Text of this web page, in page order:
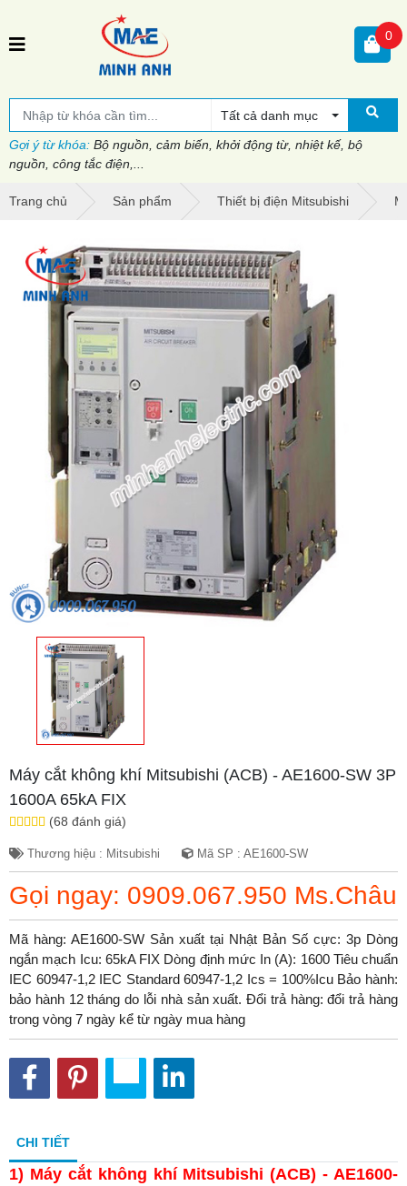
Tất cả danh mục
Gợi ý từ khóa: Bộ nguồn, cảm biến, khởi động từ, nhiệt kế, bộ
nguồn, công tắc điện,...
0
Trang chủ Sản phẩm Thiết bị điện Mitsubishi
Máy cắt không khí Mitsubishi (ACB) - AE1600-SW 3P
1600A 65kA FIX
(68 đánh giá)
Thương hiệu : Mitsubishi Mã SP : AE1600-SW
Gọi ngay: 0909.067.950 Ms.Châu
Mã hàng: AE1600-SW Sản xuất tại Nhật Bản Số cực: 3p Dòng
ngắn mạch Icu: 65kA FIX Dòng định mức In (A): 1600 Tiêu chuẩn
IEC 60947-1,2 IEC Standard 60947-1,2 Ics = 100%Icu Bảo hành:
bảo hành 12 tháng do lỗi nhà sản xuất. Đổi trả hàng: đổi trả hàng
trong vòng 7 ngày kể từ ngày mua hàng
CHI TIẾT
1) Máy cắt không khí Mitsubishi (ACB) - AE1600-